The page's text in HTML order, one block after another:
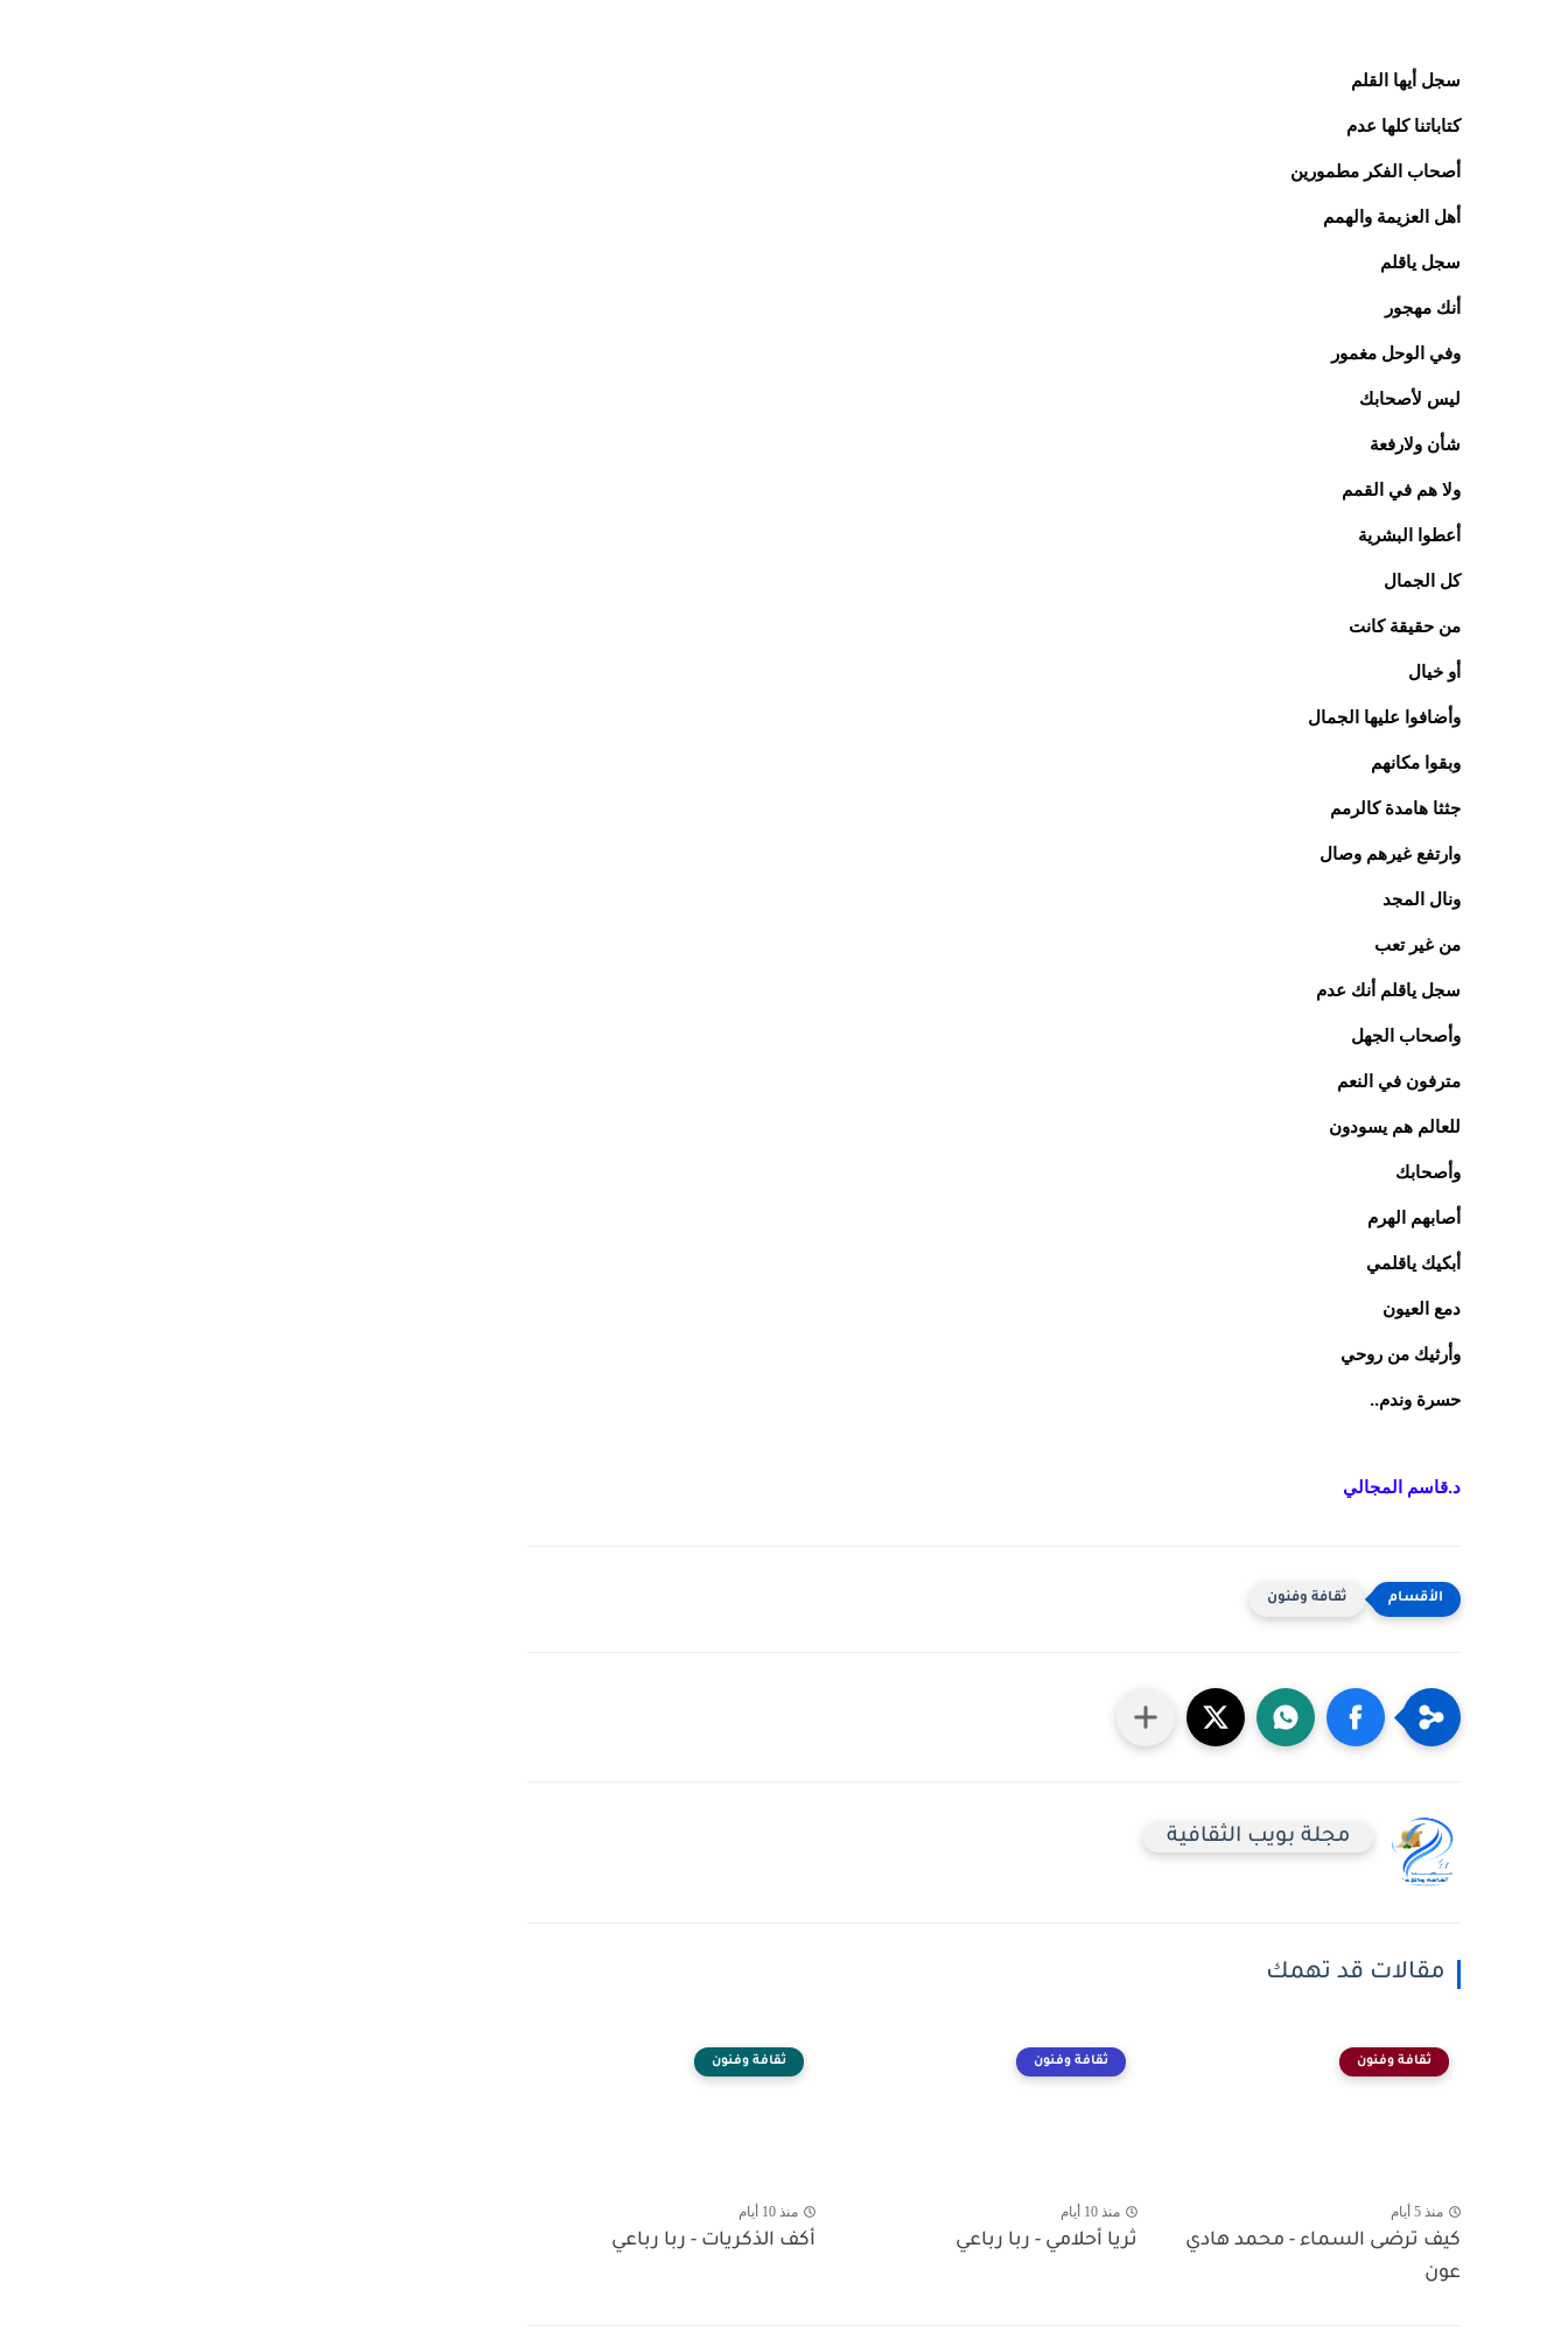
سجل أيها القلم
كتاباتنا كلها عدم
أصحاب الفكر مطمورين
أهل العزيمة والهمم
سجل ياقلم
أنك مهجور
وفي الوحل مغمور
ليس لأصحابك
شأن ولارفعة
ولا هم في القمم
أعطوا البشرية
كل الجمال
من حقيقة كانت
أو خيال
وأضافوا عليها الجمال
وبقوا مكانهم
جثثا هامدة كالرمم
وارتفع غيرهم وصال
ونال المجد
من غير تعب
سجل ياقلم أنك عدم
وأصحاب الجهل
مترفون في النعم
للعالم هم يسودون
وأصحابك
أصابهم الهرم
أبكيك ياقلمي
دمع العيون
وأرثيك من روحي
حسرة وندم..
د.قاسم المجالي
ثقافة وفنون
مجلة بويب الثقافية
مقالات قد تهمك
ثقافة وفنون
منذ 5 أيام
كيف ترضى السماء - محمد هادي
عون
ثقافة وفنون
منذ 10 أيام
ثريا أحلامي - ربا رباعي
ثقافة وفنون
منذ 10 أيام
أكف الذكريات - ربا رباعي